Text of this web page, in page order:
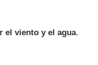
el viento y el agua.